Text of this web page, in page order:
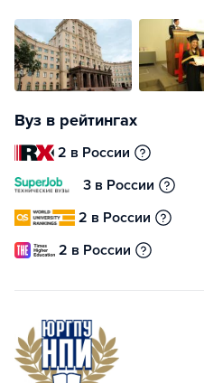
Вуз в рейтингах
2 в России
3 в России
2 в России
2 в России